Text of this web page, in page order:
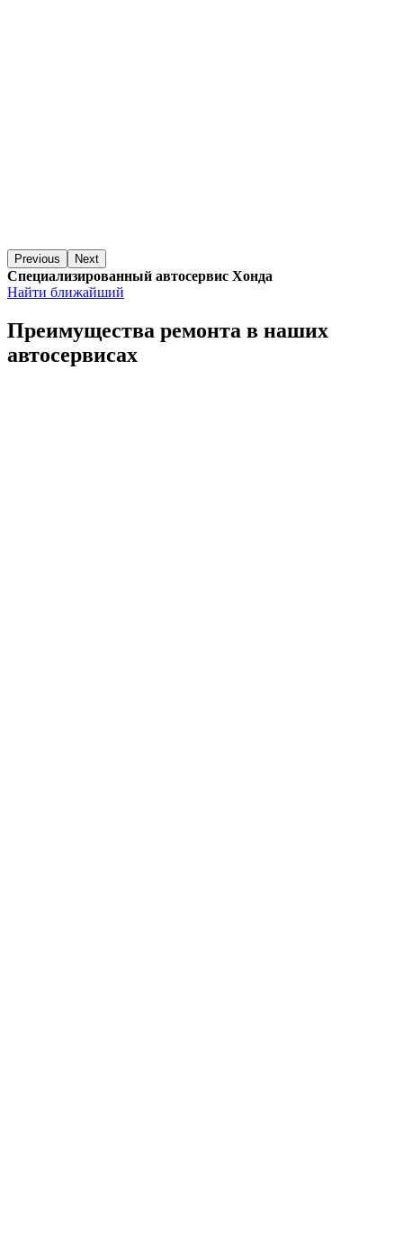
Previous Next
Специализированный автосервис Хонда
Найти ближайший
Преимущества ремонта в наших
автосервисах